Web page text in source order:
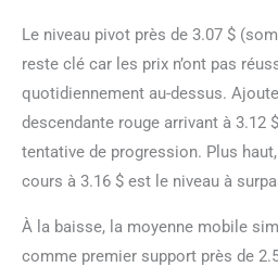
Le niveau pivot près de 3.07 $
reste clé car les prix n’ont pas
quotidiennement au-dessus.
descendante rouge arrivant à 3.12
tentative de progression. Plus
cours à 3.16 $ est le niveau à
À la baisse, la moyenne mobile
comme premier support près de